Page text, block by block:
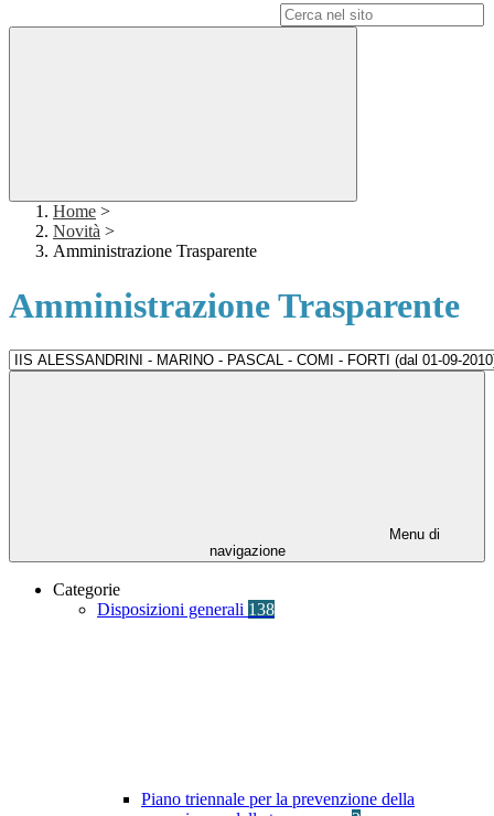
Home >
Novità >
Amministrazione Trasparente
Amministrazione Trasparente
Menu di
navigazione
Categorie
Disposizioni generali 138
Piano triennale per la prevenzione della